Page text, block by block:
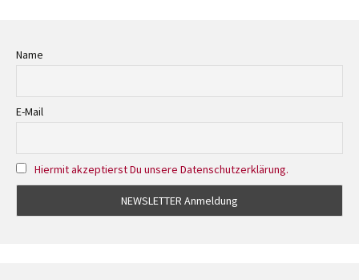
Name
E-Mail
Hiermit akzeptierst Du unsere Datenschutzerklärung.